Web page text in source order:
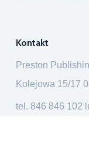
Kontakt
Preston
Kolejowa 15/17
tel. 846 846 102